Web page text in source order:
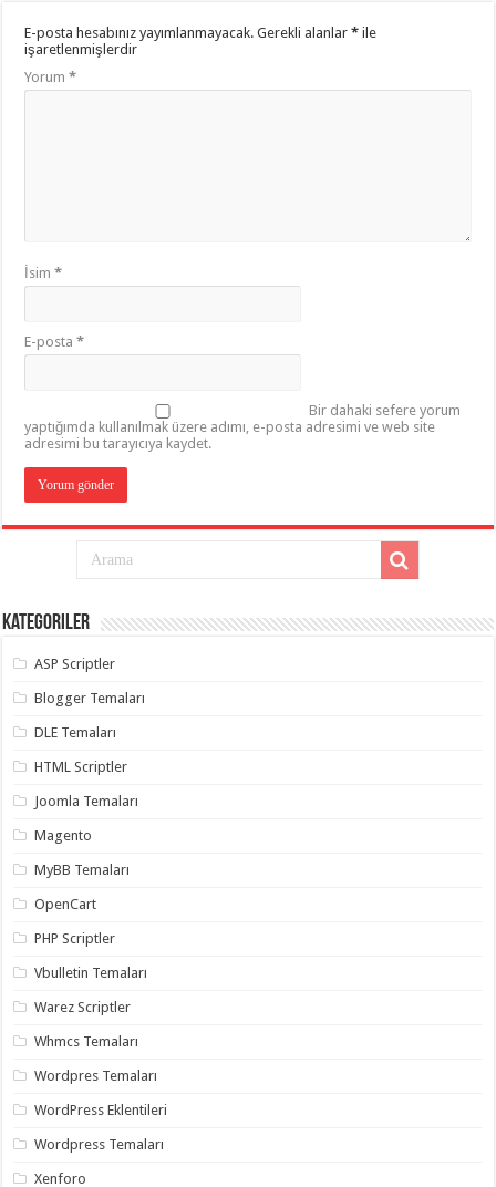
E-posta hesabınız yayımlanmayacak. Gerekli alanlar* ile
işaretlenmişlerdir
Yorum*
İsim*
E-posta*
Bir dahaki sefere yorum
yaptığımda kullanılmak üzere adımı, e-posta adresimi ve web site
adresimi bu tarayıcıya kaydet.
Kategoriler
ASP Scriptler
Blogger Temaları
DLE Temaları
HTML Scriptler
Joomla Temaları
Magento
MyBB Temaları
OpenCart
PHP Scriptler
Vbulletin Temaları
Warez Scriptler
Whmcs Temaları
Wordpres Temaları
WordPress Eklentileri
Wordpress Temaları
Xenforo